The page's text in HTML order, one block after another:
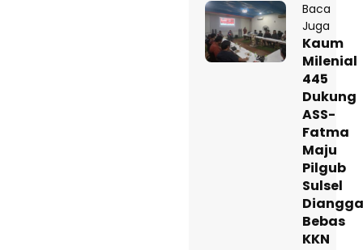
Baca
Juga
Kaum
Milenial
445
Dukung
ASS-
Fatma
Maju
Pilgub
Sulsel
Bebas
KKN